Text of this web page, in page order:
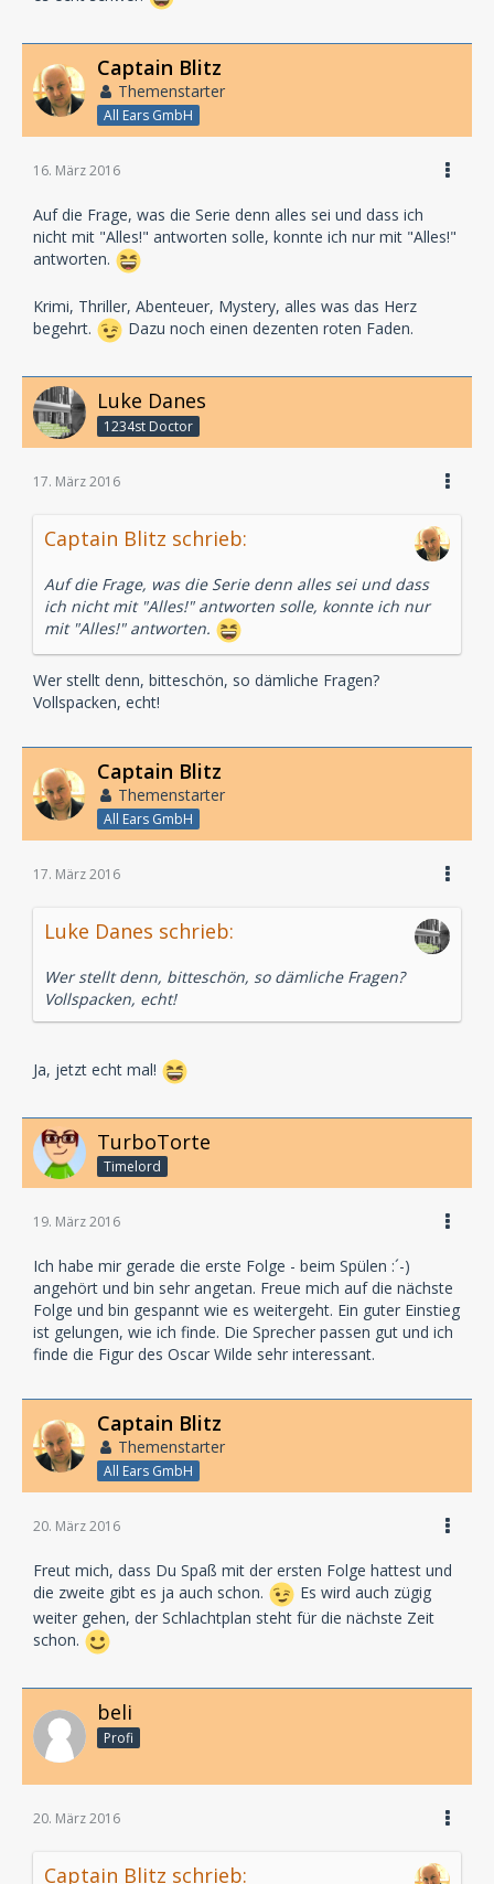
Captain Blitz
Themenstarter
All Ears GmbH
16. März 2016
Auf die Frage, was die Serie denn alles sei und dass ich
nicht mit "Alles!" antworten solle, konnte ich nur mit "Alles!"
antworten.
Krimi, Thriller, Abenteuer, Mystery, alles was das Herz
begehrt.
Dazu noch einen dezenten roten Faden.
Luke Danes
1234st Doctor
17. März 2016
Captain Blitz schrieb:
Auf die Frage, was die Serie denn alles sei und dass
ich nicht mit "Alles!" antworten solle, konnte ich nur
mit "Alles!" antworten.
Wer stellt denn, bitteschön, so dämliche Fragen?
Vollspacken, echt!
Captain Blitz
Themenstarter
All Ears GmbH
17. März 2016
Luke Danes schrieb:
Wer stellt denn, bitteschön, so dämliche Fragen?
Vollspacken, echt!
Ja, jetzt echt mal!
TurboTorte
Timelord
19. März 2016
Ich habe mir gerade die erste Folge - beim Spülen :´-)
angehört und bin sehr angetan. Freue mich auf die nächste
Folge und bin gespannt wie es weitergeht. Ein guter Einstieg
ist gelungen, wie ich finde. Die Sprecher passen gut und ich
finde die Figur des Oscar Wilde sehr interessant.
Captain Blitz
Themenstarter
All Ears GmbH
20. März 2016
Freut mich, dass Du Spaß mit der ersten Folge hattest und
die zweite gibt es ja auch schon.
Es wird auch zügig
weiter gehen, der Schlachtplan steht für die nächste Zeit
schon.
beli
Profi
20. März 2016
Captain Blitz schrieb: